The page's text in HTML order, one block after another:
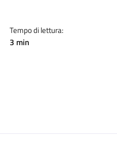
Tempo di lettura:
3 min